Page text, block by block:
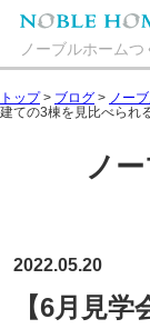
ノーブルホームつ
トップ> ブログ > ノー
建ての3棟を見比べられ
ノ
2022.05.20
【6月見